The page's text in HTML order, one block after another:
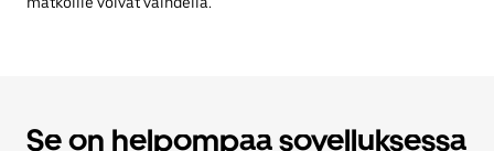
Se on helpompaa sovelluksessa